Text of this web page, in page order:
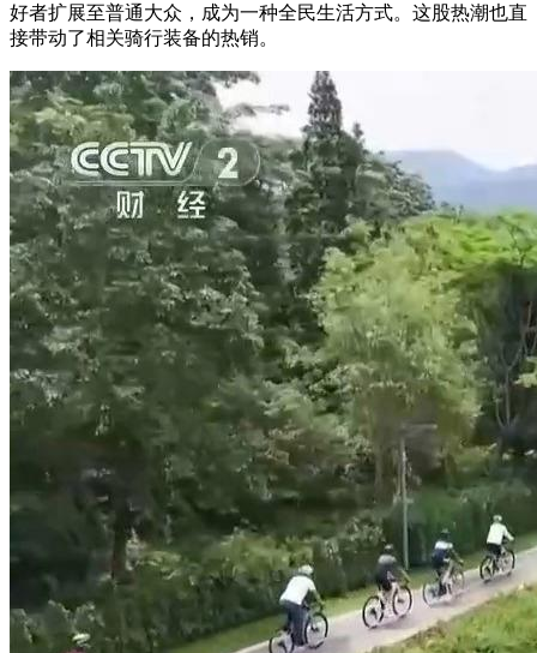
好者扩展至普通大众，成为一种全民生活方式。这股热潮也直
接带动了相关骑行装备的热销。